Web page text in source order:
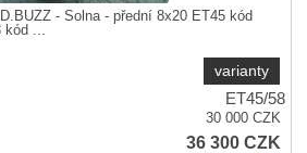
- Solna - přední 8x20 ET45 kód
...
varianty
ET45/58
30 000CZK
36 300CZK